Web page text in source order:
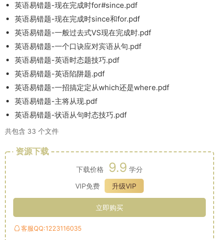
英语易错题-现在完成时for#since.pdf
英语易错题-现在完成时since和for.pdf
英语易错题-一般过去式VS现在完成时.pdf
英语易错题-一个口诀应对宾语从句.pdf
英语易错题-英语时态题技巧.pdf
英语易错题-英语陷阱题.pdf
英语易错题-一招搞定定从which还是where.pdf
英语易错题-主将从现.pdf
英语易错题-状语从句时态技巧.pdf
共包含 33 个文件
资源下载
下载价格 9.9 学分
VIP免费
升级VIP
立即购买
客服QQ:1223116035